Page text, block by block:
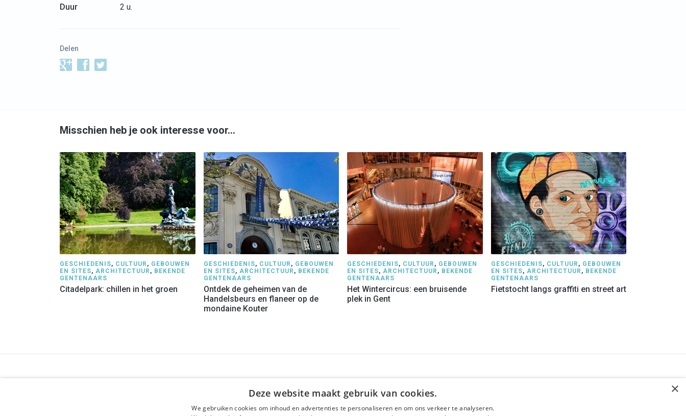
Duur
2 u.
Delen
Misschien heb je ook interesse voor…
GESCHIEDENIS, CULTUUR , GEBOUWEN
EN SITES, ARCHITECTUUR , BEKENDE
GENTENAARS
Citadelpark: chillen in het groen
GESCHIEDENIS, CULTUUR , GEBOUWEN
EN SITES, ARCHITECTUUR , BEKENDE
GENTENAARS
Ontdek de geheimen van de
Handelsbeurs en flaneer op de
mondaine Kouter
GESCHIEDENIS, CULTUUR , GEBOUWEN
EN SITES, ARCHITECTUUR , BEKENDE
GENTENAARS
Het Wintercircus: een bruisende
plek in Gent
GESCHIEDENIS, CULTUUR , GEBOUWEN
EN SITES, ARCHITECTUUR , BEKENDE
GENTENAARS
Fietstocht langs graffiti en street art
Rondleidingen
×
Deze website maakt gebruik van cookies.
We gebruiken cookies om inhoud en advertenties te personaliseren en om ons verkeer te analyseren.